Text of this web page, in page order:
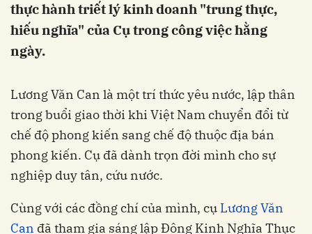
thực hành triết lý kinh doanh "trung thực,
hiếu nghĩa" của Cụ trong công việc hằng
ngày.
Lương Văn Can là một trí thức yêu nước, lập thân
trong buổi giao thời khi Việt Nam chuyển đổi từ
chế độ phong kiến sang chế độ thuộc địa bán
phong kiến. Cụ đã dành trọn đời mình cho sự
nghiệp duy tân, cứu nước.
Cùng với các đồng chí của mình, cụ Lương Văn
Can đã tham gia sáng lập Đông Kinh Nghĩa Thục